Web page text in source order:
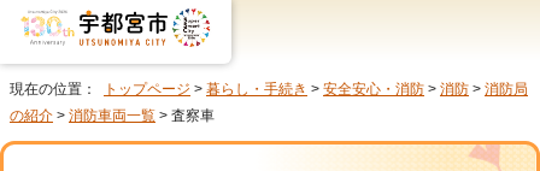
現在の位置： トップページ > 暮らし・手続き > 安全安心・消防 > 消防 > 消防局
の紹介 > 消防車両一覧 > 査察車